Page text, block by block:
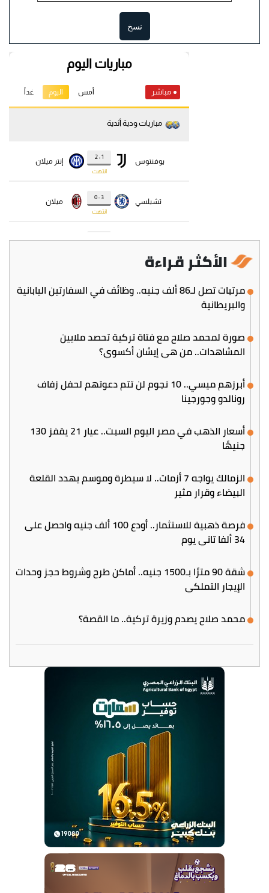
نسخ
الأكثر قراءة
مرتبات تصل لـ86 ألف جنيه.. وظائف في السفارتين اليابانية
والبريطانية
صورة لمحمد صلاح مع فتاة تركية تحصد ملايين
المشاهدات.. من هي إيشان أكسوي؟
أبرزهم ميسي.. 10 نجوم لن تتم دعوتهم لحفل زفاف
رونالدو وجورجينا
أسعار الذهب في مصر اليوم السبت.. عيار 21 يقفز 130
جنيهًا
الزمالك يواجه 7 أزمات.. لا سيطرة وموسم يهدد القلعة
البيضاء وقرار مثير
فرصة ذهبية للاستثمار.. أودع 100 ألف جنيه واحصل على
34 ألفا تاني يوم
شقة 90 مترًا بـ1500 جنيه.. أماكن طرح وشروط حجز وحدات
الإيجار التملكي
محمد صلاح يصدم وزيرة تركية.. ما القصة؟